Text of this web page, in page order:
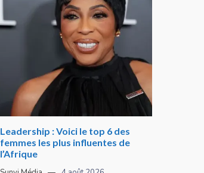
Leadership : Voici le top 6 des
femmes les plus influentes de
l’Afrique